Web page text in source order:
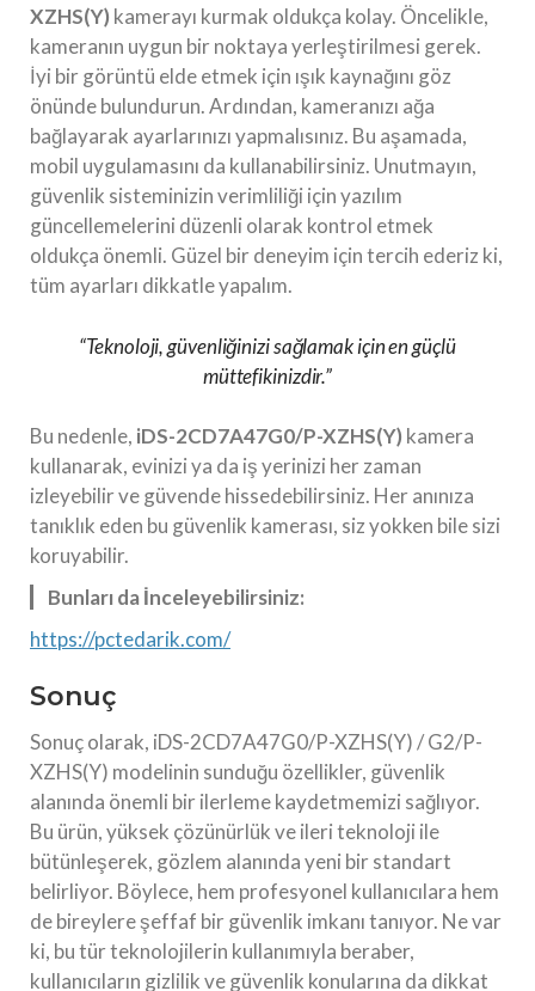
XZHS(Y) kamerayı kurmak oldukça kolay. Öncelikle,
kameranın uygun bir noktaya yerleştirilmesi gerek.
İyi bir görüntü elde etmek için ışık kaynağını göz
önünde bulundurun. Ardından, kameranızı ağa
bağlayarak ayarlarınızı yapmalısınız. Bu aşamada,
mobil uygulamasını da kullanabilirsiniz. Unutmayın,
güvenlik sisteminizin verimliliği için yazılım
güncellemelerini düzenli olarak kontrol etmek
oldukça önemli. Güzel bir deneyim için tercih ederiz ki,
tüm ayarları dikkatle yapalım.
“Teknoloji, güvenliğinizi sağlamak için en güçlü
müttefikinizdir.”
Bu nedenle, iDS-2CD7A47G0/P-XZHS(Y) kamera
kullanarak, evinizi ya da iş yerinizi her zaman
izleyebilir ve güvende hissedebilirsiniz. Her anınıza
tanıklık eden bu güvenlik kamerası, siz yokken bile sizi
koruyabilir.
Bunları da İnceleyebilirsiniz:
https://pctedarik.com/
Sonuç
Sonuç olarak, iDS-2CD7A47G0/P-XZHS(Y) / G2/P-
XZHS(Y) modelinin sunduğu özellikler, güvenlik
alanında önemli bir ilerleme kaydetmemizi sağlıyor.
Bu ürün, yüksek çözünürlük ve ileri teknoloji ile
bütünleşerek, gözlem alanında yeni bir standart
belirliyor. Böylece, hem profesyonel kullanıcılara hem
de bireylere şeffaf bir güvenlik imkanı tanıyor. Ne var
ki, bu tür teknolojilerin kullanımıyla beraber,
kullanıcıların gizlilik ve güvenlik konularına da dikkat